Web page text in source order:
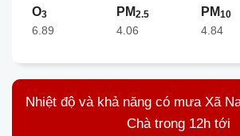
O3
6.89
PM2.5
4.06
PM10
4.84
Nhiệt độ và khả năng có mưa Xã
Chà trong 12h tới